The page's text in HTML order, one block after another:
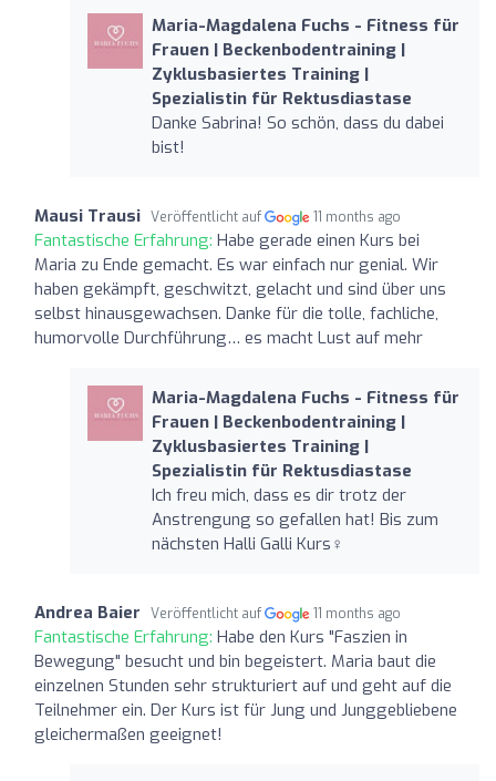
Maria-Magdalena Fuchs - Fitness für
Frauen | Beckenbodentraining |
Zyklusbasiertes Training |
Spezialistin für Rektusdiastase
Danke Sabrina! So schön, dass du dabei
bist!
Mausi Trausi Veröffentlicht auf 11 months ago
Fantastische Erfahrung: Habe gerade einen Kurs bei
Maria zu Ende gemacht. Es war einfach nur genial. Wir
haben gekämpft, geschwitzt, gelacht und sind über uns
selbst hinausgewachsen. Danke für die tolle, fachliche,
humorvolle Durchführung… es macht Lust auf mehr
Maria-Magdalena Fuchs - Fitness für
Frauen | Beckenbodentraining |
Zyklusbasiertes Training |
Spezialistin für Rektusdiastase
Ich freu mich, dass es dir trotz der
Anstrengung so gefallen hat! Bis zum
nächsten Halli Galli Kurs‍♀️
Andrea Baier Veröffentlicht auf 11 months ago
Fantastische Erfahrung: Habe den Kurs "Faszien in
Bewegung" besucht und bin begeistert. Maria baut die
einzelnen Stunden sehr strukturiert auf und geht auf die
Teilnehmer ein. Der Kurs ist für Jung und Junggebliebene
gleichermaßen geeignet!